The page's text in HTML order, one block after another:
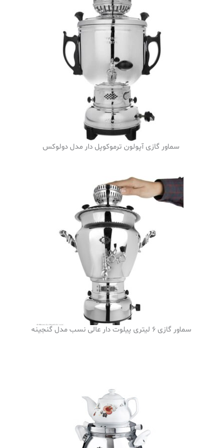
سماور گازی آپولون ترموکوپل دار مدل دولوکس
سماور گازی 6 لیتری پیلوت دار عالی نسب مدل گنجینه